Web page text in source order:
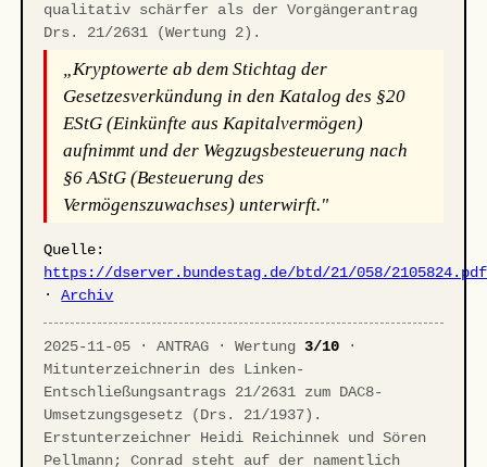
qualitativ schärfer als der Vorgängerantrag
Drs. 21/2631 (Wertung 2).
„Kryptowerte ab dem Stichtag der
Gesetzesverkündung in den Katalog des §20
EStG (Einkünfte aus Kapitalvermögen)
aufnimmt und der Wegzugsbesteuerung nach
§6 AStG (Besteuerung des
Vermögenszuwachses) unterwirft."
Quelle:
https://dserver.bundestag.de/btd/21/058/2105824.pdf
·Archiv
2025-11-05 · ANTRAG · Wertung3/10 ·
Mitunterzeichnerin des Linken-
Entschließungsantrags 21/2631 zum DAC8-
Umsetzungsgesetz (Drs. 21/1937).
Erstunterzeichner Heidi Reichinnek und Sören
Pellmann; Conrad steht auf der namentlich